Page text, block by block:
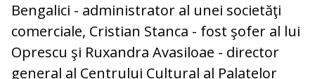
Bengalici - administrator al unei societăţi
comerciale, Cristian Stanca - fost şofer al lui
Oprescu şi Ruxandra Avasiloae - director
general al Centrului Cultural al Palatelor